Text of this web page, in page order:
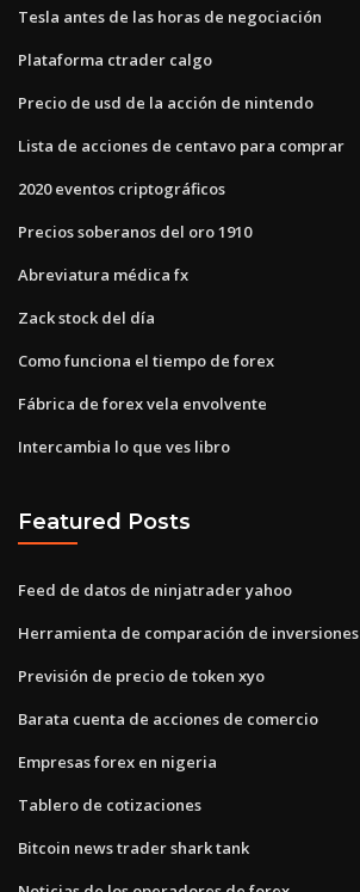
Tesla antes de las horas de negociación
Plataforma ctrader calgo
Precio de usd de la acción de nintendo
Lista de acciones de centavo para comprar
2020 eventos criptográficos
Precios soberanos del oro 1910
Abreviatura médica fx
Zack stock del día
Como funciona el tiempo de forex
Fábrica de forex vela envolvente
Intercambia lo que ves libro
Featured Posts
Feed de datos de ninjatrader yahoo
Herramienta de comparación de inversiones
Previsión de precio de token xyo
Barata cuenta de acciones de comercio
Empresas forex en nigeria
Tablero de cotizaciones
Bitcoin news trader shark tank